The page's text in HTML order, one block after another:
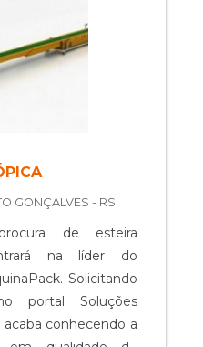
GONÇALVES - RS
de esteira
na líder do
Solicitando
portal Soluções
conhecendo a